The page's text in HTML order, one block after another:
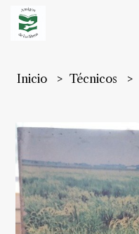
Inicio Técnicos